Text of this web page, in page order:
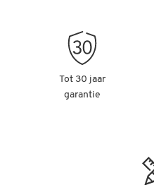
Tot 30 jaar
garantie